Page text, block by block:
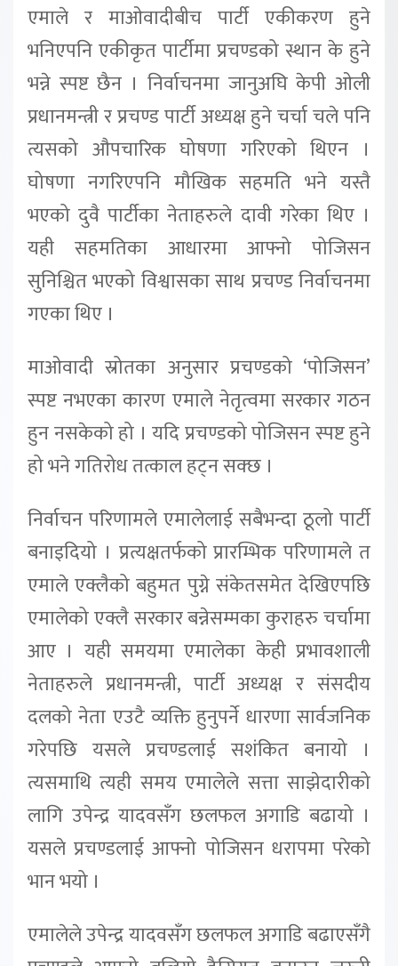
एमाले र माओवादीबीच पार्टी एकीकरण हुने
भनिएपनि एकीकृत पार्टीमा प्रचण्डको स्थान के हुने
भन्ने स्पष्ट छैन । निर्वाचनमा जानुअघि केपी ओली
प्रधानमन्त्री र प्रचण्ड पार्टी अध्यक्ष हुने चर्चा चले पनि
त्यसको औपचारिक घोषणा गरिएको थिएन ।
घोषणा नगरिएपनि मौखिक सहमति भने यस्तै
भएको दुवै पार्टीका नेताहरुले दावी गरेका थिए ।
यही सहमतिका आधारमा आफ्नो पोजिसन
सुनिश्चित भएको विश्वासका साथ प्रचण्ड निर्वाचनमा
गएका थिए ।
माओवादी स्रोतका अनुसार प्रचण्डको ‘पोजिसन’
स्पष्ट नभएका कारण एमाले नेतृत्वमा सरकार गठन
हुन नसकेको हो । यदि प्रचण्डको पोजिसन स्पष्ट हुने
हो भने गतिरोध तत्काल हट्न सक्छ ।
निर्वाचन परिणामले एमालेलाई सबैभन्दा ठूलो पार्टी
बनाइदियो । प्रत्यक्षतर्फको प्रारम्भिक परिणामले त
एमाले एक्लैको बहुमत पुग्ने संकेतसमेत देखिएपछि
एमालेको एक्लै सरकार बन्नेसम्मका कुराहरु चर्चामा
आए । यही समयमा एमालेका केही प्रभावशाली
नेताहरुले प्रधानमन्त्री, पार्टी अध्यक्ष र संसदीय
दलको नेता एउटै व्यक्ति हुनुपर्ने धारणा सार्वजनिक
गरेपछि यसले प्रचण्डलाई सशंकित बनायो ।
त्यसमाथि त्यही समय एमालेले सत्ता साझेदारीको
लागि उपेन्द्र यादवसँग छलफल अगाडि बढायो ।
यसले प्रचण्डलाई आफ्नो पोजिसन धरापमा परेको
भान भयो ।
एमालेले उपेन्द्र यादवसँग छलफल अगाडि बढाएसँगै